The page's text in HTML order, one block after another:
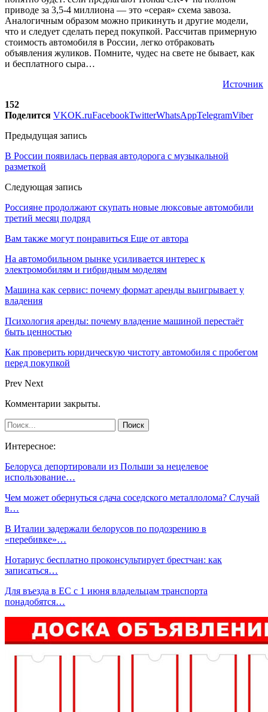
приводе за 3,5-4 миллиона — это «серая» схема завоза.
Аналогичным образом можно прикинуть и другие модели,
что и следует сделать перед покупкой. Рассчитав примерную
стоимость автомобиля в России, легко отбраковать
объявления жуликов. Помните, чудес на свете не бывает, как
и бесплатного сыра…
Источник
152
Поделится VKOK.ruFacebookTwitterWhatsAppTelegramViber
Предыдущая запись
В России появилась первая автодорога с музыкальной
разметкой
Следующая запись
Россияне продолжают скупать новые люксовые автомобили
третий месяц подряд
Вам также могут понравиться Еще от автора
На автомобильном рынке усиливается интерес к
электромобилям и гибридным моделям
Машина как сервис: почему формат аренды выигрывает у
владения
Психология аренды: почему владение машиной перестаёт
быть ценностью
Как проверить юридическую чистоту автомобиля с пробегом
перед покупкой
Prev Next
Комментарии закрыты.
Интересное:
Белоруса депортировали из Польши за нецелевое
использование…
Чем может обернуться сдача соседского металлолома? Случай
в…
В Италии задержали белорусов по подозрению в
«перебивке»…
Нотариус бесплатно проконсультирует брестчан: как
записаться…
Для въезда в ЕС с 1 июня владельцам транспорта
понадобятся…